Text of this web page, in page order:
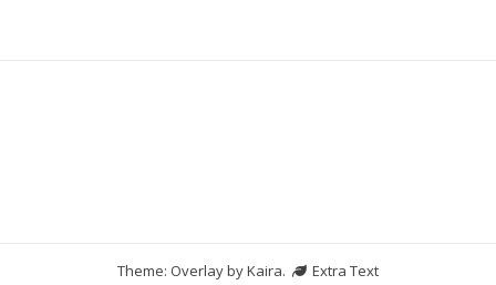
Theme: Overlay byKaira. Extra Text